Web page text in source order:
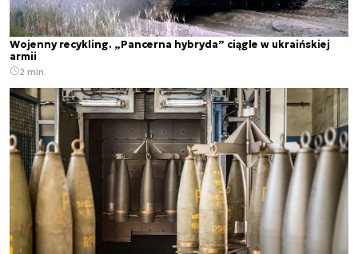
Wojenny recykling. „Pancerna hybryda” ciągle w ukraińskiej
armii
2 min.